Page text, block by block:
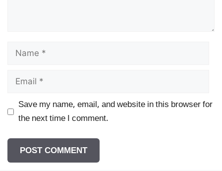
Name
Email
Save my name, email, and website in this browser for
the next time I comment.